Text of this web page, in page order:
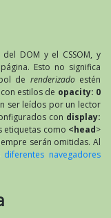
DOM y el CSSOM, y
Esto no significa
de renderizadoestén
estilos de opacity: 0
ser leídos por un lector
con display:
etiquetas como <head>
serán omitidas. Al
diferentes navegadores